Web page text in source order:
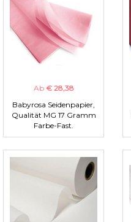
Ab € 28,38
Babyrosa Seidenpapier,
Qualität MG 17 Gramm
Farbe-Fast.